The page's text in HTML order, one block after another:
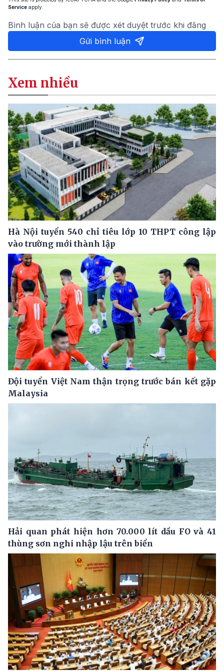
Service apply.
Bình luận của bạn sẽ được xét duyệt trước khi đăng
Gửi bình luận
Xem nhiều
Hà Nội tuyển 540 chỉ tiêu lớp 10 THPT công lập
vào trường mới thành lập
Đội tuyển Việt Nam thận trọng trước bán kết gặp
Malaysia
Hải quan phát hiện hơn 70.000 lít dầu FO và 41
thùng sơn nghi nhập lậu trên biển